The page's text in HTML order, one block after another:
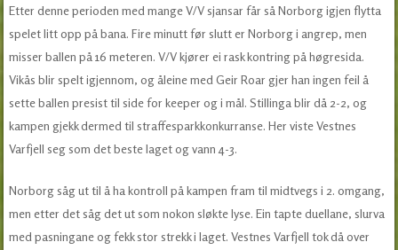
Etter denne perioden med mange V/V sjansar får så Norborg igjen flytta
spelet litt opp på bana. Fire minutt før slutt er Norborg i angrep, men
misser ballen på 16 meteren. V/V kjører ei rask kontring på høgresida.
Vikås blir spelt igjennom, og åleine med Geir Roar gjer han ingen feil å
sette ballen presist til side for keeper og i mål. Stillinga blir då 2-2, og
kampen gjekk dermed til straffesparkkonkurranse. Her viste Vestnes
Varfjell seg som det beste laget og vann 4-3.
Norborg såg ut til å ha kontroll på kampen fram til midtvegs i 2. omgang,
men etter det såg det ut som nokon sløkte lyse. Ein tapte duellane, slurva
med pasningane og fekk stor strekk i laget. Vestnes Varfjell tok då over